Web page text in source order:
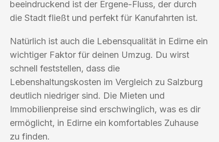
beeindruckend ist der Ergene-Fluss, der durch
die Stadt fließt und perfekt für Kanufahrten ist.
Natürlich ist auch die Lebensqualität in Edirne ein
wichtiger Faktor für deinen Umzug. Du wirst
schnell feststellen, dass die
Lebenshaltungskosten im Vergleich zu Salzburg
deutlich niedriger sind. Die Mieten und
Immobilienpreise sind erschwinglich, was es dir
ermöglicht, in Edirne ein komfortables Zuhause
zu finden.